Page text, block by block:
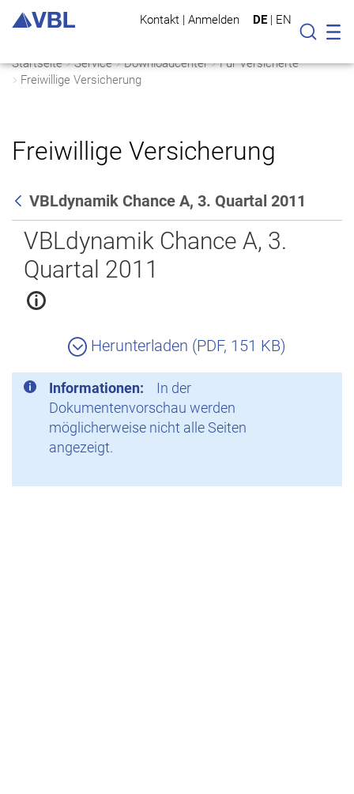
Kontakt | Anmelden DE | EN
Suche
Startseite Service Downloadcenter
Für Versicherte
Freiwillige Versicherung
Freiwillige Versicherung
Zurück
VBLdynamik Chance A, 3. Quartal 2011
VBLdynamik Chance A, 3.
Quartal 2011
Herunterladen (PDF, 151 KB)
Informationen:
In der
Dokumentenvorschau werden
möglicherweise nicht alle Seiten
angezeigt.